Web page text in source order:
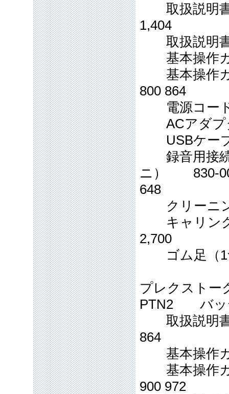
取扱説明
1,404
取扱説明書
基本操作ガ
基本操作ガ
800 864
電源コード
ACアダプ
USBケーブ
録音用接続
ニ） 830-
648
クリーニン
キャリン
2,700
ゴム足（1
プレクストー
PTN2 バッ
取扱説明書
864
基本操作ガ
基本操作ガ
900 972